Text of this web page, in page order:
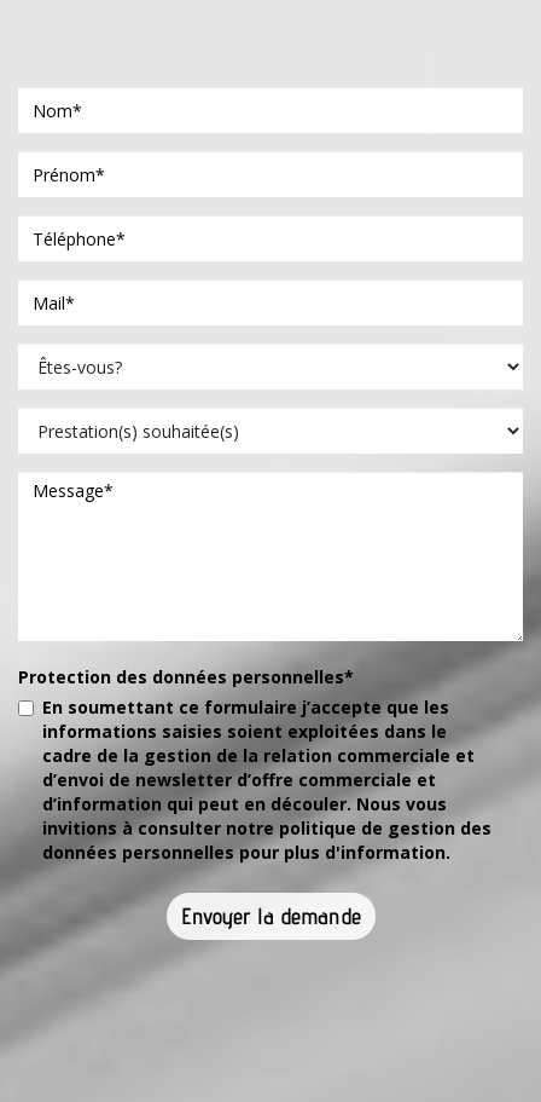
Protection des données personnelles*
En soumettant ce formulaire j’accepte que les
informations saisies soient exploitées dans le
cadre de la gestion de la relation commerciale et
d’envoi de newsletter d’offre commerciale et
d’information qui peut en découler. Nous vous
invitions à consulter notre politique de gestion des
données personnelles pour plus d'information.
Envoyer la demande